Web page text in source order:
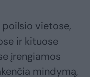
vietose,
ir kituose
įrengiamos
mindymą,